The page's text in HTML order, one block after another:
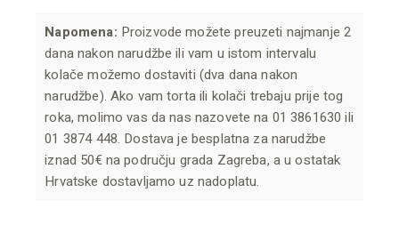
Napomena: Proizvode možete preuzeti najmanje 2
dana nakon narudžbe ili vam u istom intervalu
kolače možemo dostaviti (dva dana nakon
narudžbe). Ako vam torta ili kolači trebaju prije tog
roka, molimo vas da nas nazovete na 01 3861630 ili
01 3874 448. Dostava je besplatna za narudžbe
iznad 50€ na području grada Zagreba, a u ostatak
Hrvatske dostavljamo uz nadoplatu.